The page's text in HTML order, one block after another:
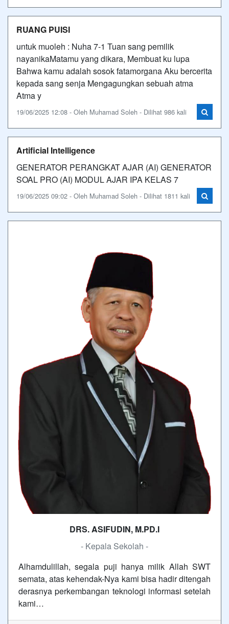
RUANG PUISI
untuk muoleh : Nuha 7-1 Tuan sang pemilik
nayanikaMatamu yang dikara, Membuat ku lupa
Bahwa kamu adalah sosok fatamorgana Aku bercerita
kepada sang senja Mengagungkan sebuah atma
Atma y
19/06/2025 12:08 - Oleh Muhamad Soleh - Dilihat 986 kali
Artificial Intelligence
GENERATOR PERANGKAT AJAR (AI) GENERATOR
SOAL PRO (AI) MODUL AJAR IPA KELAS 7
19/06/2025 09:02 - Oleh Muhamad Soleh - Dilihat 1811 kali
DRS. ASIFUDIN, M.PD.I
- Kepala Sekolah -
Alhamdulillah, segala puji hanya milik Allah SWT
semata, atas kehendak-Nya kami bisa hadir ditengah
derasnya perkembangan teknologi informasi setelah
kami…